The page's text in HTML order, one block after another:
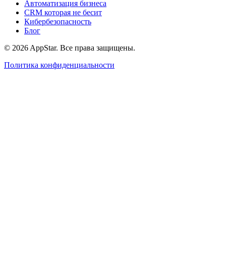
Автоматизация бизнеса
CRM которая не бесит
Кибербезопасность
Блог
© 2026 AppStar. Все права защищены.
Политика конфиденциальности